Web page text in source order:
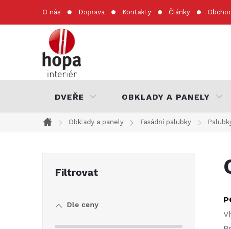
O nás Doprava Kontakty Články
DVEŘE OBKLADY A PANELY
Domů
Obklady a panely Fasádní palubky
Dle ceny